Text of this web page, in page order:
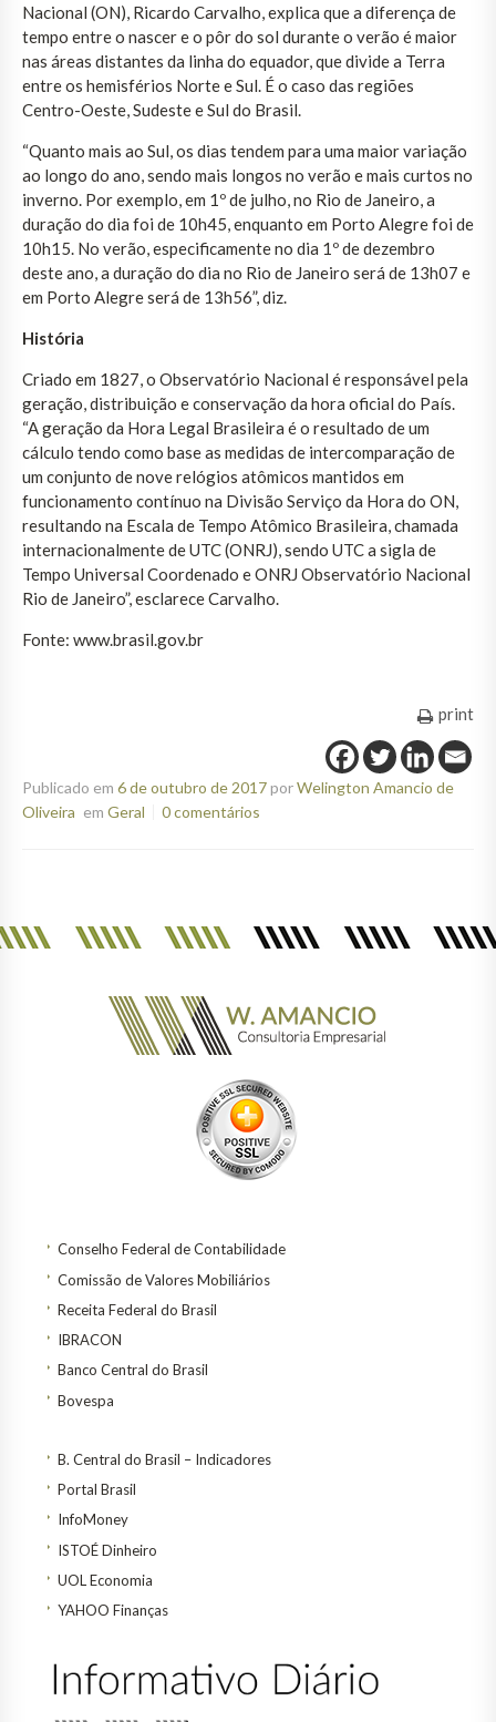
Nacional (ON), Ricardo Carvalho, explica que a diferença de
tempo entre o nascer e o pôr do sol durante o verão é maior
nas áreas distantes da linha do equador, que divide a Terra
entre os hemisférios Norte e Sul. É o caso das regiões
Centro-Oeste, Sudeste e Sul do Brasil.
“Quanto mais ao Sul, os dias tendem para uma maior variação
ao longo do ano, sendo mais longos no verão e mais curtos no
inverno. Por exemplo, em 1º de julho, no Rio de Janeiro, a
duração do dia foi de 10h45, enquanto em Porto Alegre foi de
10h15. No verão, especificamente no dia 1º de dezembro
deste ano, a duração do dia no Rio de Janeiro será de 13h07 e
em Porto Alegre será de 13h56”, diz.
História
Criado em 1827, o Observatório Nacional é responsável pela
geração, distribuição e conservação da hora oficial do País.
“A geração da Hora Legal Brasileira é o resultado de um
cálculo tendo como base as medidas de intercomparação de
um conjunto de nove relógios atômicos mantidos em
funcionamento contínuo na Divisão Serviço da Hora do ON,
resultando na Escala de Tempo Atômico Brasileira, chamada
internacionalmente de UTC (ONRJ), sendo UTC a sigla de
Tempo Universal Coordenado e ONRJ Observatório Nacional
Rio de Janeiro”, esclarece Carvalho.
Fonte: www.brasil.gov.br
print
Publicado em 6 de outubro de 2017porWelington Amancio de
Oliveira em Geral 0 comentários
Conselho Federal de Contabilidade
Comissão de Valores Mobiliários
Receita Federal do Brasil
IBRACON
Banco Central do Brasil
Bovespa
B. Central do Brasil – Indicadores
Portal Brasil
InfoMoney
ISTOÉ Dinheiro
UOL Economia
YAHOO Finanças